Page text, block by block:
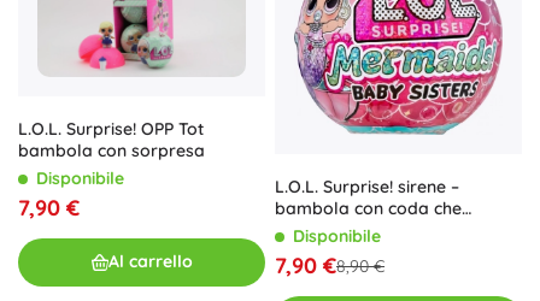
L.O.L. Surprise! OPP Tot
bambola con sorpresa
Disponibile
7,90 €
Al carrello
L.O.L. Surprise! sirene –
bambola con coda che
cambia colore
Disponibile
7,90 €8,90 €